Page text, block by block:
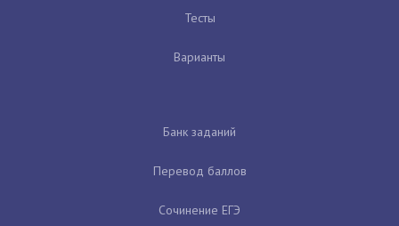
Тесты
Варианты
Банк заданий
Перевод баллов
Сочинение ЕГЭ